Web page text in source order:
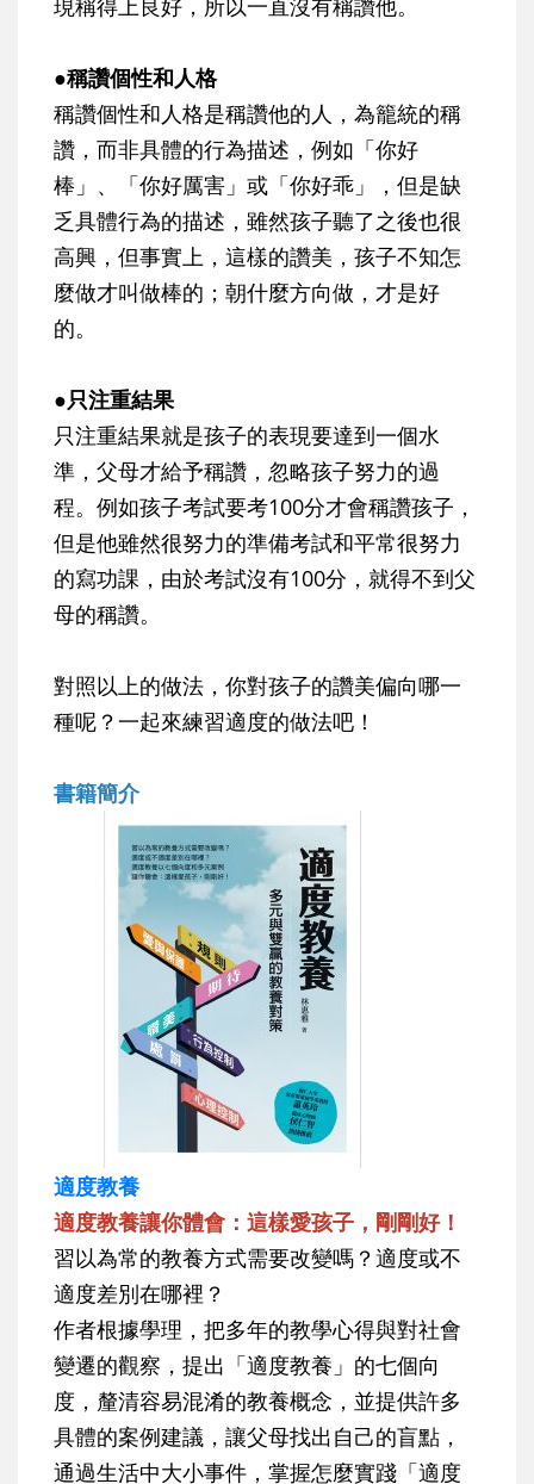
現稱得上良好，所以一直沒有稱讚他。
●稱讚個性和人格
稱讚個性和人格是稱讚他的人，為籠統的稱
讚，而非具體的行為描述，例如「你好
棒」、「你好厲害」或「你好乖」，但是缺
乏具體行為的描述，雖然孩子聽了之後也很
高興，但事實上，這樣的讚美，孩子不知怎
麼做才叫做棒的；朝什麼方向做，才是好
的。
●只注重結果
只注重結果就是孩子的表現要達到一個水
準，父母才給予稱讚，忽略孩子努力的過
程。例如孩子考試要考100分才會稱讚孩子，
但是他雖然很努力的準備考試和平常很努力
的寫功課，由於考試沒有100分，就得不到父
母的稱讚。
對照以上的做法，你對孩子的讚美偏向哪一
種呢？一起來練習適度的做法吧！
書籍簡介
適度教養
適度教養讓你體會：這樣愛孩子，剛剛好！
習以為常的教養方式需要改變嗎？適度或不
適度差別在哪裡？
作者根據學理，把多年的教學心得與對社會
變遷的觀察，提出「適度教養」的七個向
度，釐清容易混淆的教養概念，並提供許多
具體的案例建議，讓父母找出自己的盲點，
通過生活中大小事件，掌握怎麼實踐「適度